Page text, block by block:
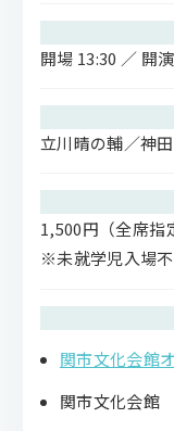
開場 13:30 ／ 開
立川晴の輔／神
1,500円（全席指
※未就学児入場
関市文化会館
関市文化会館